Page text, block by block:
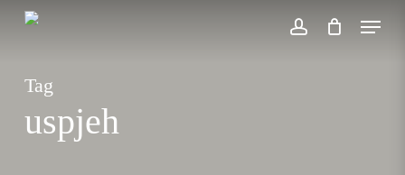
Skip
content
account
Menu
Tag
uspjeh